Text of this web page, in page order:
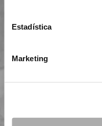
Estadística
Marketing